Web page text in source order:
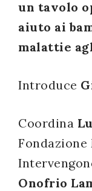
un tavolo
aiuto ai
malattie
Introduce
Coordina
Fondazione
Onofrio
Registrazione
avvenuta con
successo!